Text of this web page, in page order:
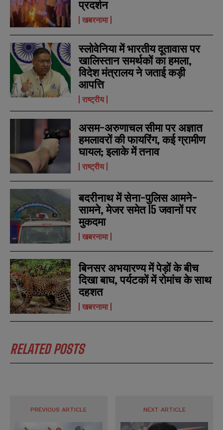
m
e
*
E
m
a
i
*
N
u
m
b
e
s
SUBMIT
m
e
*
E
m
a
i
*
N
u
m
b
e
s
SUBMIT
प्रदर्शन
खबरनामा
स्लोवेनिया में भारतीय दूतावास पर
खालिस्तान समर्थकों का हमला,
विदेश मंत्रालय ने जताई कड़ी
आपत्ति
राष्ट्रीय
असम-अरुणाचल सीमा पर अज्ञात
हमलावरों की फायरिंग, कई ग्रामीण
घायल; इलाके में तनाव
राष्ट्रीय
बदरीनाथ में सेना-पुलिस आमने-
सामने, मेजर समेत 15 जवानों पर
मुकदमा
खबरनामा
बिनसर अभयारण्य में पेड़ों के बीच
दिखा बाघ, पर्यटकों में रोमांच के साथ
दहशत
खबरनामा
RELATED POSTS
PREVIOUS ARTICLE NEXT ARTICLE